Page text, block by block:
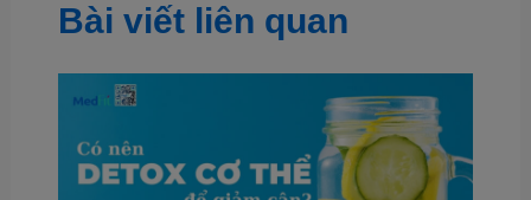
Bài viết liên quan